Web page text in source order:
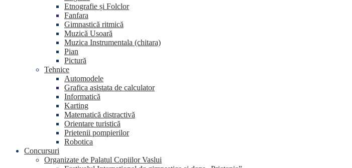
Etnografie și Folclor
Fanfara
Gimnastică ritmică
Muzică Usoară
Muzica Instrumentala (chitara)
Pian
Pictură
Tehnice
Automodele
Grafica asistata de calculator
Informatică
Karting
Matematică distractivă
Orientare turistică
Prietenii pompierilor
Robotica
Concursuri
Organizate de Palatul Copiilor Vaslui